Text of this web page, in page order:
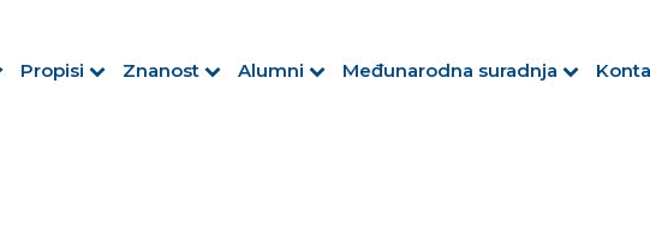
Propisi Znanost Alumni Međunarodna suradnja